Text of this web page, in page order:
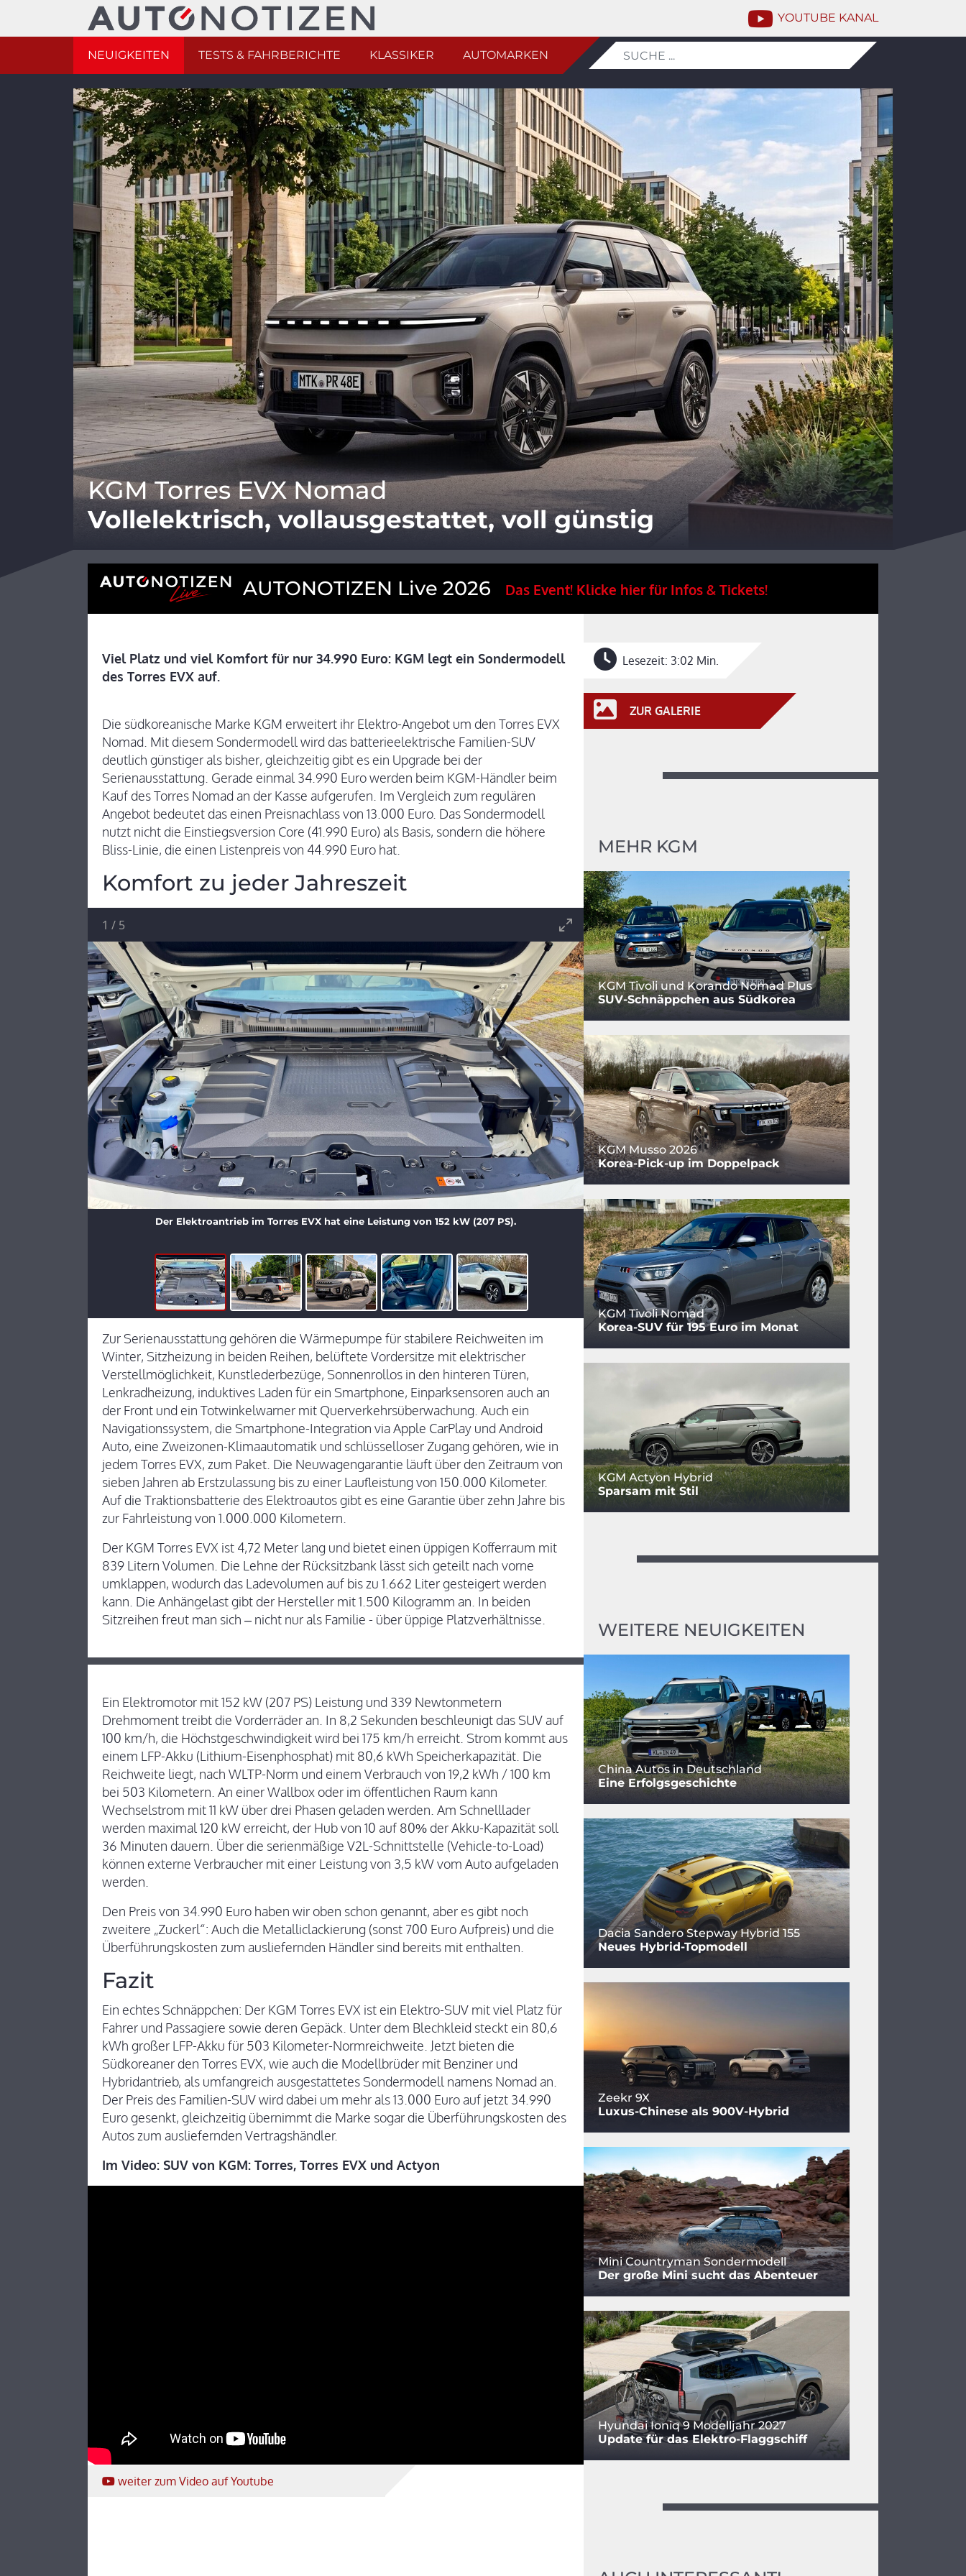
YOUTUBE KANAL
NEUIGKEITEN TESTS & FAHRBERICHTE KLASSIKER AUTOMARKEN
KGM Torres EVX Nomad
Vollelektrisch, vollausgestattet, voll günstig
AUTONOTIZEN Live 2026 Das Event! Klicke hier für Infos & Tickets!
Viel Platz und viel Komfort für nur 34.990 Euro: KGM legt ein Sondermodell
des Torres EVX auf.
Die südkoreanische Marke KGM erweitert ihr Elektro-Angebot um den Torres EVX
Nomad. Mit diesem Sondermodell wird das batterieelektrische Familien-SUV
deutlich günstiger als bisher, gleichzeitig gibt es ein Upgrade bei der
Serienausstattung. Gerade einmal 34.990 Euro werden beim KGM-Händler beim
Kauf des Torres Nomad an der Kasse aufgerufen. Im Vergleich zum regulären
Angebot bedeutet das einen Preisnachlass von 13.000 Euro. Das Sondermodell
nutzt nicht die Einstiegsversion Core (41.990 Euro) als Basis, sondern die höhere
Bliss-Linie, die einen Listenpreis von 44.990 Euro hat.
Komfort zu jeder Jahreszeit
Der Elektroantrieb im Torres EVX hat eine Leistung von 152 kW (207 PS).
1 / 5
Zur Serienausstattung gehören die Wärmepumpe für stabilere Reichweiten im
Winter, Sitzheizung in beiden Reihen, belüftete Vordersitze mit elektrischer
Verstellmöglichkeit, Kunstlederbezüge, Sonnenrollos in den hinteren Türen,
Lenkradheizung, induktives Laden für ein Smartphone, Einparksensoren auch an
der Front und ein Totwinkelwarner mit Querverkehrsüberwachung. Auch ein
Navigationssystem, die Smartphone-Integration via Apple CarPlay und Android
Auto, eine Zweizonen-Klimaautomatik und schlüsselloser Zugang gehören, wie in
jedem Torres EVX, zum Paket. Die Neuwagengarantie läuft über den Zeitraum von
sieben Jahren ab Erstzulassung bis zu einer Laufleistung von 150.000 Kilometer.
Auf die Traktionsbatterie des Elektroautos gibt es eine Garantie über zehn Jahre bis
zur Fahrleistung von 1.000.000 Kilometern.
Der KGM Torres EVX ist 4,72 Meter lang und bietet einen üppigen Kofferraum mit
839 Litern Volumen. Die Lehne der Rücksitzbank lässt sich geteilt nach vorne
umklappen, wodurch das Ladevolumen auf bis zu 1.662 Liter gesteigert werden
kann. Die Anhängelast gibt der Hersteller mit 1.500 Kilogramm an. In beiden
Sitzreihen freut man sich – nicht nur als Familie - über üppige Platzverhältnisse.
Ein Elektromotor mit 152 kW (207 PS) Leistung und 339 Newtonmetern
Drehmoment treibt die Vorderräder an. In 8,2 Sekunden beschleunigt das SUV auf
100 km/h, die Höchstgeschwindigkeit wird bei 175 km/h erreicht. Strom kommt aus
einem LFP-Akku (Lithium-Eisenphosphat) mit 80,6 kWh Speicherkapazität. Die
Reichweite liegt, nach WLTP-Norm und einem Verbrauch von 19,2 kWh / 100 km
bei 503 Kilometern. An einer Wallbox oder im öffentlichen Raum kann
Wechselstrom mit 11 kW über drei Phasen geladen werden. Am Schnelllader
werden maximal 120 kW erreicht, der Hub von 10 auf 80% der Akku-Kapazität soll
36 Minuten dauern. Über die serienmäßige V2L-Schnittstelle (Vehicle-to-Load)
können externe Verbraucher mit einer Leistung von 3,5 kW vom Auto aufgeladen
werden.
Den Preis von 34.990 Euro haben wir oben schon genannt, aber es gibt noch
zweitere „Zuckerl“: Auch die Metalliclackierung (sonst 700 Euro Aufpreis) und die
Überführungskosten zum ausliefernden Händler sind bereits mit enthalten.
Fazit
Ein echtes Schnäppchen: Der KGM Torres EVX ist ein Elektro-SUV mit viel Platz für
Fahrer und Passagiere sowie deren Gepäck. Unter dem Blechkleid steckt ein 80,6
kWh großer LFP-Akku für 503 Kilometer-Normreichweite. Jetzt bieten die
Südkoreaner den Torres EVX, wie auch die Modellbrüder mit Benziner und
Hybridantrieb, als umfangreich ausgestattetes Sondermodell namens Nomad an.
Der Preis des Familien-SUV wird dabei um mehr als 13.000 Euro auf jetzt 34.990
Euro gesenkt, gleichzeitig übernimmt die Marke sogar die Überführungskosten des
Autos zum ausliefernden Vertragshändler.
Im Video: SUV von KGM: Torres, Torres EVX und Actyon
weiter zum Video auf Youtube
Lesezeit: 3:02 Min.
ZUR GALERIE
MEHR KGM
KGM Tivoli und Korando Nomad Plus
SUV-Schnäppchen aus Südkorea
KGM Musso 2026
Korea-Pick-up im Doppelpack
KGM Tivoli Nomad
Korea-SUV für 195 Euro im Monat
KGM Actyon Hybrid
Sparsam mit Stil
WEITERE NEUIGKEITEN
China Autos in Deutschland
Eine Erfolgsgeschichte
Dacia Sandero Stepway Hybrid 155
Neues Hybrid-Topmodell
Zeekr 9X
Luxus-Chinese als 900V-Hybrid
Mini Countryman Sondermodell
Der große Mini sucht das Abenteuer
Hyundai Ioniq 9 Modelljahr 2027
Update für das Elektro-Flaggschiff